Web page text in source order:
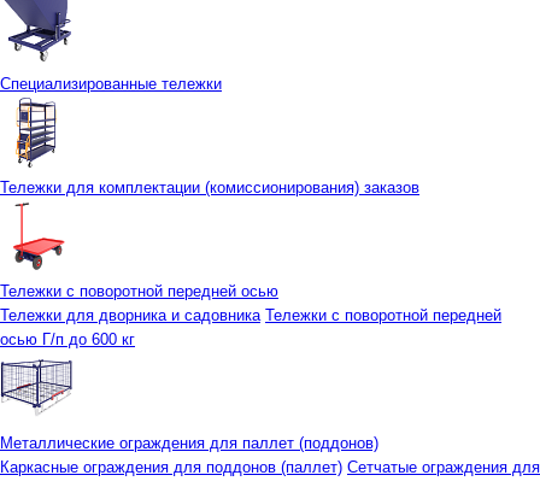
Специализированные тележки
Тележки для комплектации (комиссионирования) заказов
Тележки с поворотной передней осью
Тележки для дворника и садовника Тележки с поворотной передней
осью Г/п до 600 кг
Металлические ограждения для паллет (поддонов)
Каркасные ограждения для поддонов (паллет) Сетчатые ограждения для